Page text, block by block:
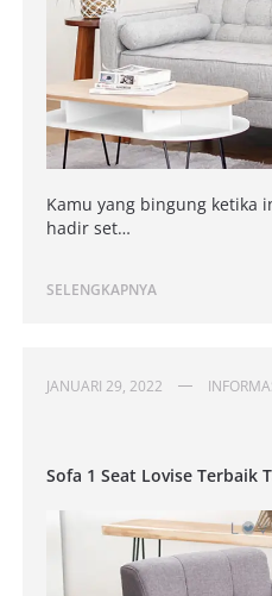
Kamu yang bingung ketika
hadir set…
SELENGKAPNYA
JANUARI 29, 2022
Sofa 1 Seat Lovise Terbaik